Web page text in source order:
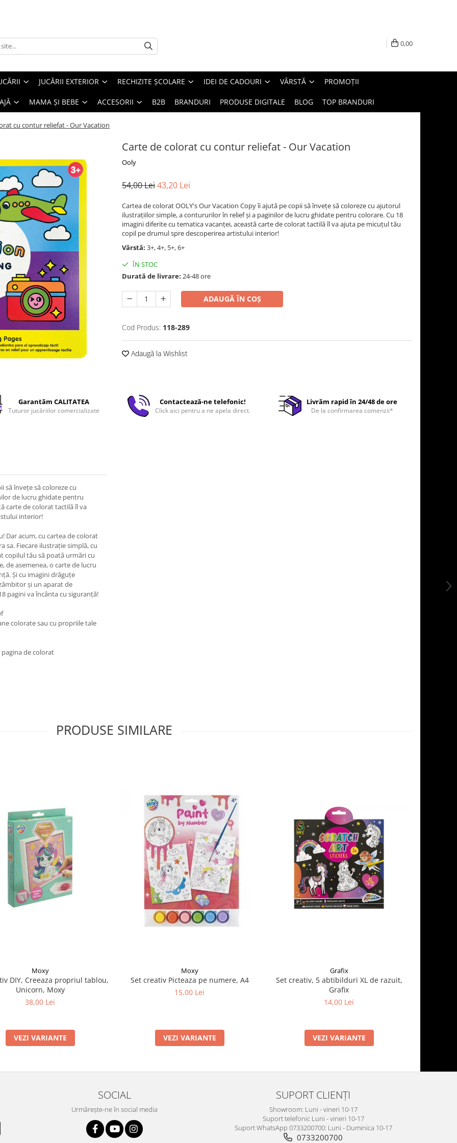
0,00
JUCĂRII EXTERIOR RECHIZITE ȘCOLARE IDEI DE CADOURI VÂRSTĂ PROMOȚII
MAMA ȘI BEBE ACCESORII B2B BRANDURI PRODUSE DIGITALE BLOG TOP BRANDURI
cu contur reliefat - Our Vacation
Carte de colorat cu contur reliefat - Our Vacation
Ooly
54,00 Lei43,20 Lei
Cartea de colorat OOLY's Our Vacation Copy îi ajută pe copii să învețe să coloreze cu ajutorul
ilustrațiilor simple, a contururilor în relief și a paginilor de lucru ghidate pentru colorare. Cu 18
imagini diferite cu tematica vacanței, această carte de colorat tactilă îl va ajuta pe micuțul tău
copil pe drumul spre descoperirea artistului interior!
Vârstă: 3+, 4+, 5+, 6+
ÎN STOC
Durată de livrare: 24-48 ore
ADAUGĂ ÎN COȘ
Cod Produs: 118-289
Adaugă la Wishlist
Garantăm CALITATEA
Tuturor jucăriilor comercializate
Contactează-ne telefonic!
Click aici pentru a ne apela direct.
Livrăm rapid în 24/48 de ore
De la confirmarea comenzii*
să învețe să coloreze cu
de lucru ghidate pentru
carte de colorat tactilă îl va
interior!
Dar acum, cu cartea de colorat
sa. Fiecare ilustrație simplă, cu
copilul tău să poată urmări cu
de asemenea, o carte de lucru
Și cu imagini drăguțe
și un aparat de
pagini va încânta cu siguranță!
colorate sau cu propriile tale
de colorat
PRODUSE SIMILARE
Moxy
DIY, Creeaza propriul tablou,
Unicorn, Moxy
38,00 Lei
VEZI VARIANTE
Moxy
Set creativ Picteaza pe numere, A4
15,00 Lei
VEZI VARIANTE
Grafix
Set creativ, 5 abtibilduri XL de razuit,
Grafix
14,00 Lei
VEZI VARIANTE
SOCIAL
Urmărește-ne în social media
SUPORT CLIENȚI
Showroom: Luni - vineri 10-17
Suport telefonic Luni - vineri 10-17
Suport WhatsApp 0733200700: Luni - Duminica 10-17
0733200700